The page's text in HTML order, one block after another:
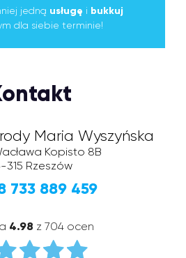
jedną usługę i bukkuj
dla siebie terminie!
Maria Wyszyńska
Kopisto 8B
315 Rzeszów
733 889 459
4.98 z 704 ocen